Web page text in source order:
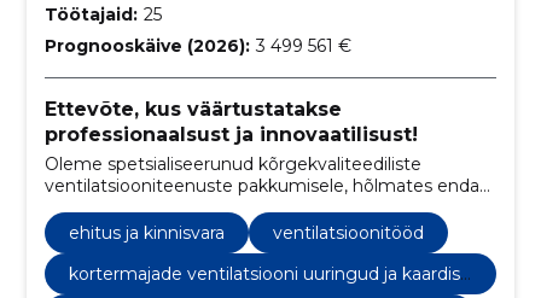
Töötajaid: 25
Prognooskäive (2026): 3 499 561 €
Ettevõte, kus väärtustatakse
professionaalsust ja innovaatilisust!
Oleme spetsialiseerunud kõrgekvaliteediliste
ventilatsiooniteenuste pakkumisele, hõlmates endas
kogu protsessi alates ventilatsioonisüsteemide
puhastamisest ja hooldamisest kuni uute süsteemide
ehitamise ja renoveerimiseni.
ehitus ja kinnisvara
ventilatsioonitööd
kortermajade ventilatsiooni uuringud ja kaardist